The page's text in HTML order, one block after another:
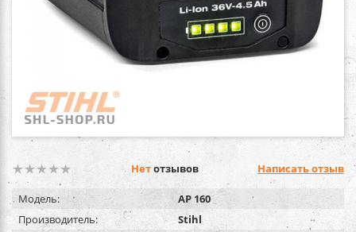
Нетотзывов Написать отзыв
Модель:
AP 160
Производитель:
Stihl